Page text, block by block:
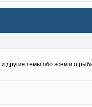
и другие темы обо всём и о